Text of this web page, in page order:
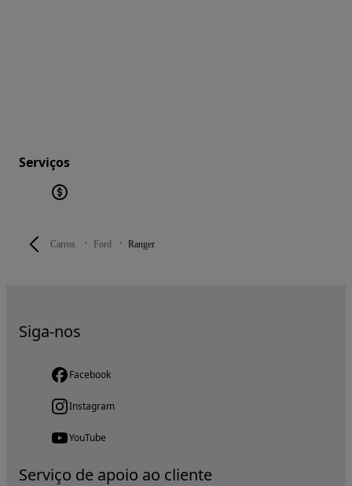
Carros Ford Ranger
Serviços
Siga-nos
Facebook
Instagram
YouTube
Serviço de apoio ao cliente